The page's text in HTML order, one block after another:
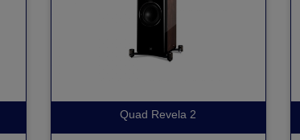
Quad Revela 2